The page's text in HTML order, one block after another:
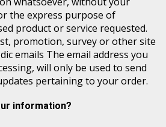
the express purpose of
product or service requested.
promotion, survey or other site
emails The email address you
will only be used to send
pertaining to your order.
information?